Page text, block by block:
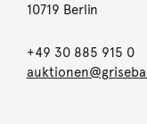
10719 Berlin
+49 30 885 915 0